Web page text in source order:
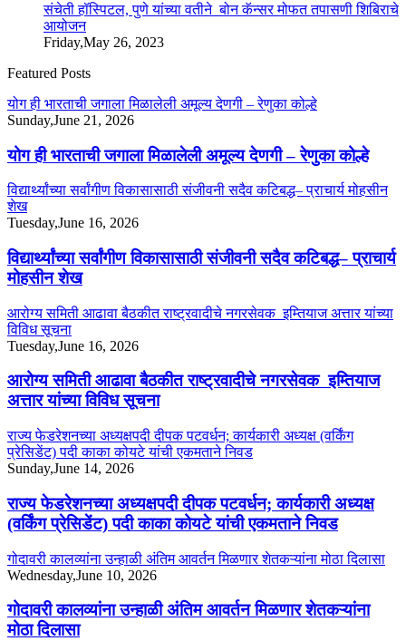
संचेती हॉस्पिटल, पुणे यांच्या वतीने बोन कॅन्सर मोफत तपासणी शिबिराचे
आयोजन
Friday,May 26, 2023
Featured Posts
योग ही भारताची जगाला मिळालेली अमूल्य देणगी – रेणुका कोल्हे
Sunday,June 21, 2026
योग ही भारताची जगाला मिळालेली अमूल्य देणगी – रेणुका कोल्हे
विद्यार्थ्यांच्या सर्वांगीण विकासासाठी संजीवनी सदैव कटिबद्ध– प्राचार्य मोहसीन
शेख
Tuesday,June 16, 2026
विद्यार्थ्यांच्या सर्वांगीण विकासासाठी संजीवनी सदैव कटिबद्ध– प्राचार्य
मोहसीन शेख
आरोग्य समिती आढावा बैठकीत राष्ट्रवादीचे नगरसेवक इम्तियाज अत्तार यांच्या
विविध सूचना
Tuesday,June 16, 2026
आरोग्य समिती आढावा बैठकीत राष्ट्रवादीचे नगरसेवक इम्तियाज
अत्तार यांच्या विविध सूचना
राज्य फेडरेशनच्या अध्यक्षपदी दीपक पटवर्धन; कार्यकारी अध्यक्ष (वर्किंग
प्रेसिडेंट) पदी काका कोयटे यांची एकमताने निवड
Sunday,June 14, 2026
राज्य फेडरेशनच्या अध्यक्षपदी दीपक पटवर्धन; कार्यकारी अध्यक्ष
(वर्किंग प्रेसिडेंट) पदी काका कोयटे यांची एकमताने निवड
गोदावरी कालव्यांना उन्हाळी अंतिम आवर्तन मिळणार शेतकऱ्यांना मोठा दिलासा
Wednesday,June 10, 2026
गोदावरी कालव्यांना उन्हाळी अंतिम आवर्तन मिळणार शेतकऱ्यांना
मोठा दिलासा